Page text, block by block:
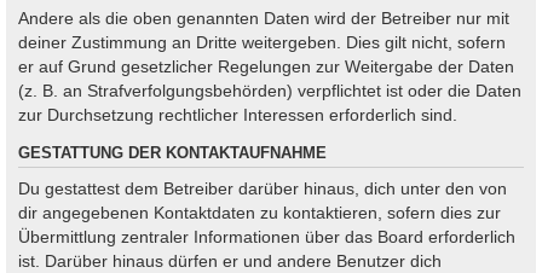
Andere als die oben genannten Daten wird der Betreiber nur mit
deiner Zustimmung an Dritte weitergeben. Dies gilt nicht, sofern
er auf Grund gesetzlicher Regelungen zur Weitergabe der Daten
(z. B. an Strafverfolgungsbehörden) verpflichtet ist oder die Daten
zur Durchsetzung rechtlicher Interessen erforderlich sind.
GESTATTUNG DER KONTAKTAUFNAHME
Du gestattest dem Betreiber darüber hinaus, dich unter den von
dir angegebenen Kontaktdaten zu kontaktieren, sofern dies zur
Übermittlung zentraler Informationen über das Board erforderlich
ist. Darüber hinaus dürfen er und andere Benutzer dich